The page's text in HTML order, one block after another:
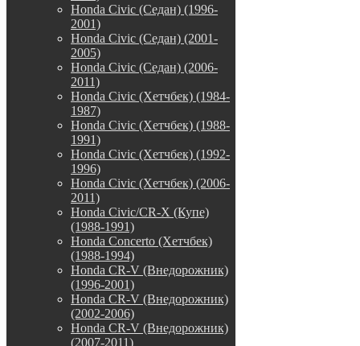
Honda Civic (Седан) (1996-
2001)
Honda Civic (Седан) (2001-
2005)
Honda Civic (Седан) (2006-
2011)
Honda Civic (Хетчбек) (1984-
1987)
Honda Civic (Хетчбек) (1988-
1991)
Honda Civic (Хетчбек) (1992-
1996)
Honda Civic (Хетчбек) (2006-
2011)
Honda Civic/CR-X (Купе)
(1988-1991)
Honda Concerto (Хетчбек)
(1988-1994)
Honda CR-V (Внедорожник)
(1996-2001)
Honda CR-V (Внедорожник)
(2002-2006)
Honda CR-V (Внедорожник)
(2007-2011)